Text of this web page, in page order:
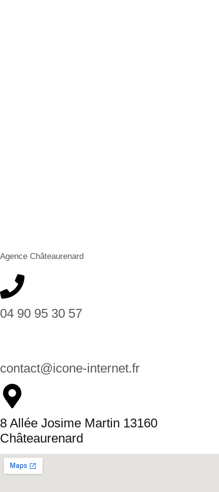
Agence Châteaurenard
04 90 95 30 57
contact@icone-internet.fr
8 Allée Josime Martin 13160
Châteaurenard